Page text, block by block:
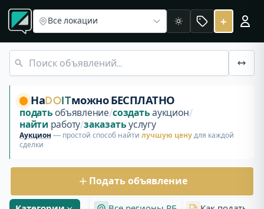
Объявления Костюковичи
Бесплатные объявления и аукционы в Костюковичах,
Все локации Светлая +
НаDOITможно БЕСПЛАТНО
подать объявление/создать аукцион/
найти работу/заказать услугу
Аукцион — простой способ найти лучшую цену для каждой
сделки
Подать объявление